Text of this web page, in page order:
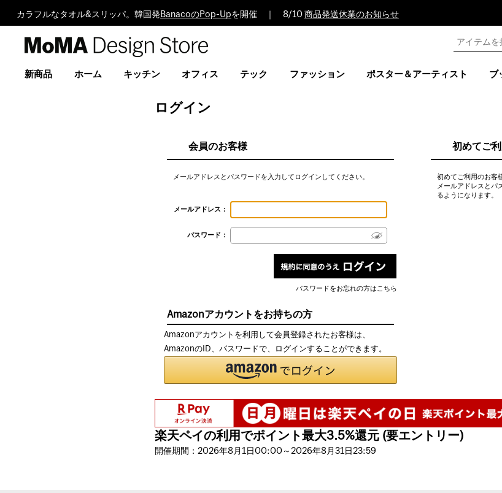
カラフルなタオル&スリッパ。韓国発 BanacoのPop-Upを開催 ｜ 8/10 商品発送休業のお知らせ
Design
新商品 ホーム キッチン オフィス テック ファッション ポスター＆アーティスト ブ
ログイン
会員のお客様
メールアドレスとパスワードを入力してログインしてください。
メールアドレス：
パスワード：
パスワードをお忘れの方はこちら
初めてご
初めてご利用のお客
メールアドレスとパ
るようになります。
Amazonアカウントをお持ちの方
Amazonアカウントを利用して会員登録されたお客様は、
AmazonのID、パスワードで、ログインすることができます。
楽天ペイの利用でポイント最大3.5%還元 (要エントリー)
開催期間：2026年8月1日00:00～2026年8月31日23:59